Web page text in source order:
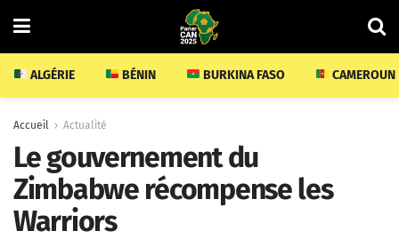
ALGÉRIE BÉNIN BURKINA FASO CAMEROUN
Accueil Actualité
Le gouvernement du
Zimbabwe récompense les
Warriors